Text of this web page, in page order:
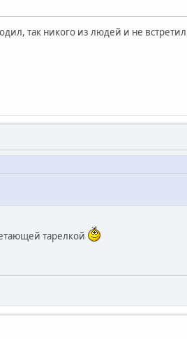
так никого из людей и не встретил
тарелкой